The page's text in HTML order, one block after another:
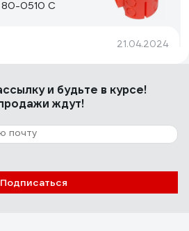
80-0510 С
21.04.2024
KPL 64-50/LD_NA
и будьте в курсе!
ждут!
Подписаться